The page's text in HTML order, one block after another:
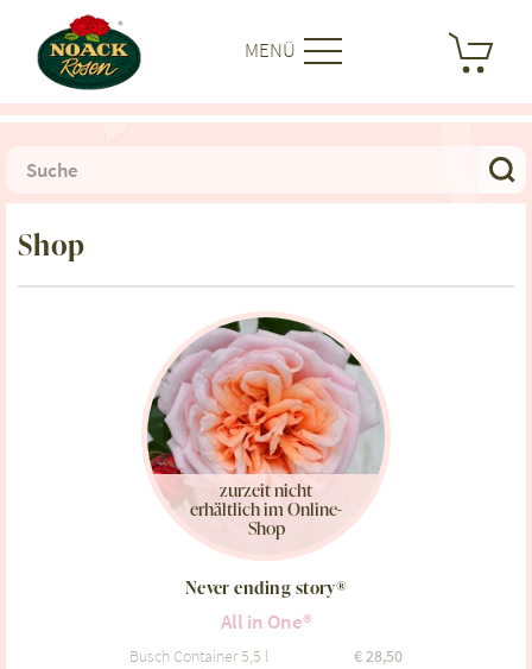
MENÜ
Shop
zurzeit nicht
erhältlich im Online-
Shop
Never ending story®
All in One®
Busch Container 5,5 l €28,50